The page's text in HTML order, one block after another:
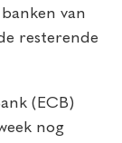
van
resterende
(ECB)
nog